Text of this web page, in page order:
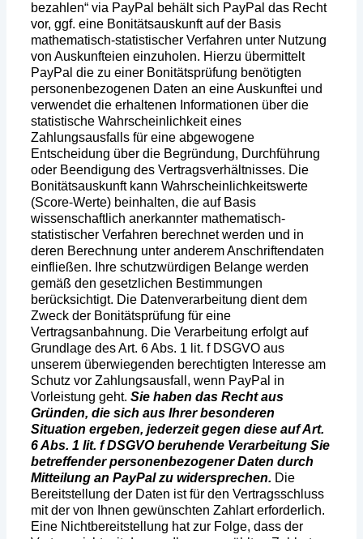
bezahlen“ via PayPal behält sich PayPal das Recht
vor, ggf. eine Bonitätsauskunft auf der Basis
mathematisch-statistischer Verfahren unter Nutzung
von Auskunfteien einzuholen. Hierzu übermittelt
PayPal die zu einer Bonitätsprüfung benötigten
personenbezogenen Daten an eine Auskunftei und
verwendet die erhaltenen Informationen über die
statistische Wahrscheinlichkeit eines
Zahlungsausfalls für eine abgewogene
Entscheidung über die Begründung, Durchführung
oder Beendigung des Vertragsverhältnisses. Die
Bonitätsauskunft kann Wahrscheinlichkeitswerte
(Score-Werte) beinhalten, die auf Basis
wissenschaftlich anerkannter mathematisch-
statistischer Verfahren berechnet werden und in
deren Berechnung unter anderem Anschriftendaten
einfließen. Ihre schutzwürdigen Belange werden
gemäß den gesetzlichen Bestimmungen
berücksichtigt. Die Datenverarbeitung dient dem
Zweck der Bonitätsprüfung für eine
Vertragsanbahnung. Die Verarbeitung erfolgt auf
Grundlage des Art. 6 Abs. 1 lit. f DSGVO aus
unserem überwiegenden berechtigten Interesse am
Schutz vor Zahlungsausfall, wenn PayPal in
Vorleistung geht. Sie haben das Recht aus
Gründen, die sich aus Ihrer besonderen
Situation ergeben, jederzeit gegen diese auf Art.
6 Abs. 1 lit. f DSGVO beruhende Verarbeitung Sie
betreffender personenbezogener Daten durch
Mitteilung an PayPal zu widersprechen. Die
Bereitstellung der Daten ist für den Vertragsschluss
mit der von Ihnen gewünschten Zahlart erforderlich.
Eine Nichtbereitstellung hat zur Folge, dass der